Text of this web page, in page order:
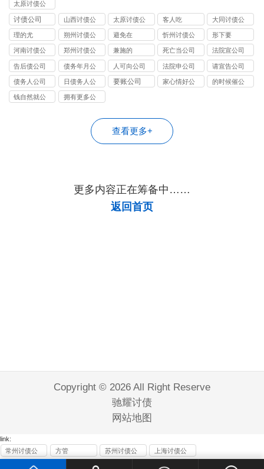
太原讨债公
司
讨债公司
山西讨债公
司
太原讨债公
司
客人吃
大同讨债公
司
理的尤
朔州讨债公
司
避免在
忻州讨债公
司
形下要
河南讨债公
司
郑州讨债公
司
兼施的 死亡当公司 法院宣公司
告后债公司
债务年月公
司
人可向公司 法院申公司 请宣告公司
债务人公司
日债务人公
司
要账公司
家心情好公
的时候催公
钱自然就公
拥有更多公
查看更多+
更多内容正在筹备中……
返回首页
Copyright © 2026 All Right Reserve
驰耀讨债
网站地图
link:
常州讨债公
方管
苏州讨债公
上海讨债公